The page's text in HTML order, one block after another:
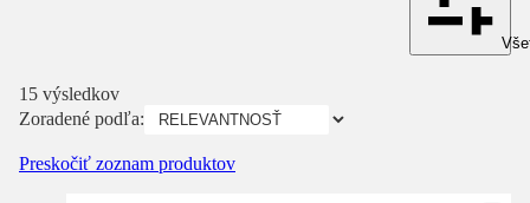
15 výsledkov
Zoradené podľa:
Preskočiť zoznam produktov